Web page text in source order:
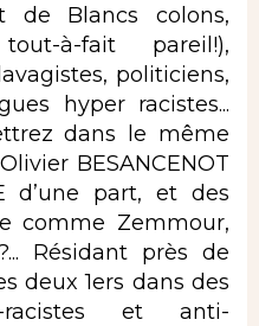
de Blancs colons,
à-fait pareil!),
politiciens,
hyper racistes...
dans le même
BESANCENOT
d’une part, et des
comme Zemmour,
Résidant près de
deux 1ers dans des
racistes et anti-